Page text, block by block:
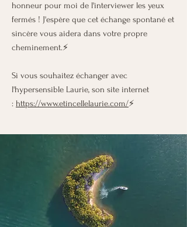
honneur pour moi de l'interviewer les yeux
fermés ! J'espère que cet échange spontané et
sincère vous aidera dans votre propre
cheminement.⚡
Si vous souhaitez échanger avec
l'hypersensible Laurie, son site internet
: https://www.etincellelaurie.com/⚡